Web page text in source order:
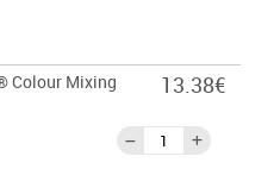
Colour Mixing
13.38€